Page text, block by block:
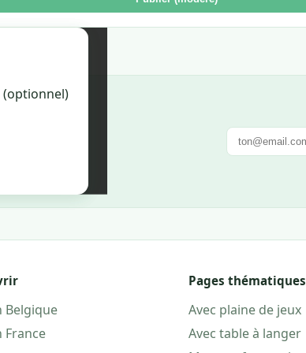
Une fois
(optionnel)
Pages thématiques
Avec plaine de jeux
Avec table à langer